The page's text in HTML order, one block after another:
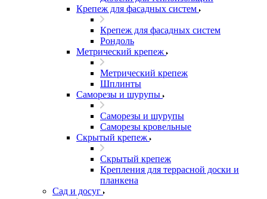
Крепеж для фасадных систем
Крепеж для фасадных систем
Рондоль
Метрический крепеж
Метрический крепеж
Шплинты
Саморезы и шурупы
Саморезы и шурупы
Саморезы кровельные
Скрытый крепеж
Скрытый крепеж
Крепления для террасной доски и
планкена
Сад и досуг